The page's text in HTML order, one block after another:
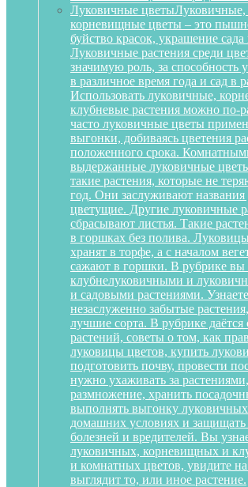
Луковичные цветыЛуковичные,
корневищные цветы – это
буйство красок, украшение
Луковичные растения среди
значимую роль, за способность
в различное время года и сад в
Использовать луковичные,
клубневые растения можно по-
часто луковичные цветы
выгонки, добиваясь цветения
положенного срока.
выдержанные луковичные
такие растения, которые не
год. Они заслуживают названия
цветущие. Другие луковичные
сбрасывают листья. Такие
в горшках без полива.
хранят в торфе, а с началом
сажают в горшки. В рубрике вы
клубнелуковичными и
и садовыми растениями.
незаслуженно забытые
лучшие сорта. В рубрике даётся
растений, советы о том, как
луковицы цветов, купить
подготовить почву, провести
нужно ухаживать за
размножение, хранить
выполнять выгонку
домашних условиях и защищать
болезней и вредителей. Вы
луковичных, корневищных и
и комнатных цветов, увидите
выглядит то, или иное растение.